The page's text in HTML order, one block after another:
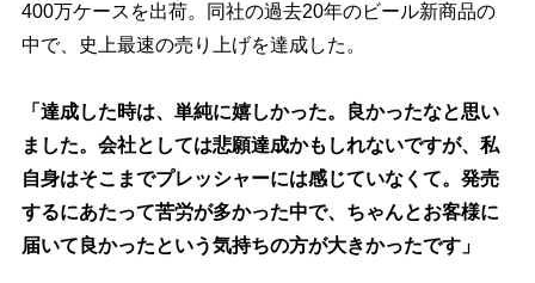
400万ケースを出荷。同社の過去20年のビール新商品の
中で、史上最速の売り上げを達成した。
「達成した時は、単純に嬉しかった。良かったなと思い
ました。会社としては悲願達成かもしれないですが、私
自身はそこまでプレッシャーには感じていなくて。発売
するにあたって苦労が多かった中で、ちゃんとお客様に
届いて良かったという気持ちの方が大きかったです」